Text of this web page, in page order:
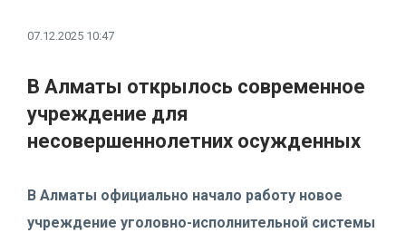
07.12.2025 10:47
В Алматы открылось современное
учреждение для
несовершеннолетних осужденных
В Алматы официально начало работу новое
учреждение уголовно-исполнительной системы